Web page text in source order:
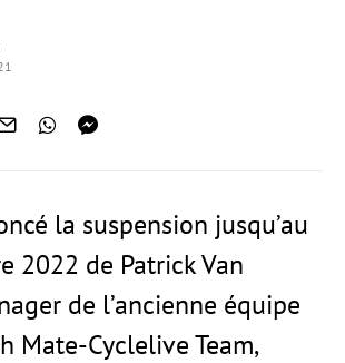
la suspension jusqu’au
2022 de Patrick Van
de l’ancienne équipe
Mate-Cyclelive Team,